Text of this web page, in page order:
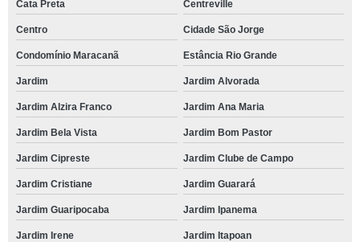
Cata Preta Centreville
Centro Cidade São Jorge
Condomínio Maracanã Estância Rio Grande
Jardim Jardim Alvorada
Jardim Alzira Franco Jardim Ana Maria
Jardim Bela Vista Jardim Bom Pastor
Jardim Cipreste Jardim Clube de Campo
Jardim Cristiane Jardim Guarará
Jardim Guaripocaba Jardim Ipanema
Jardim Irene Jardim Itapoan